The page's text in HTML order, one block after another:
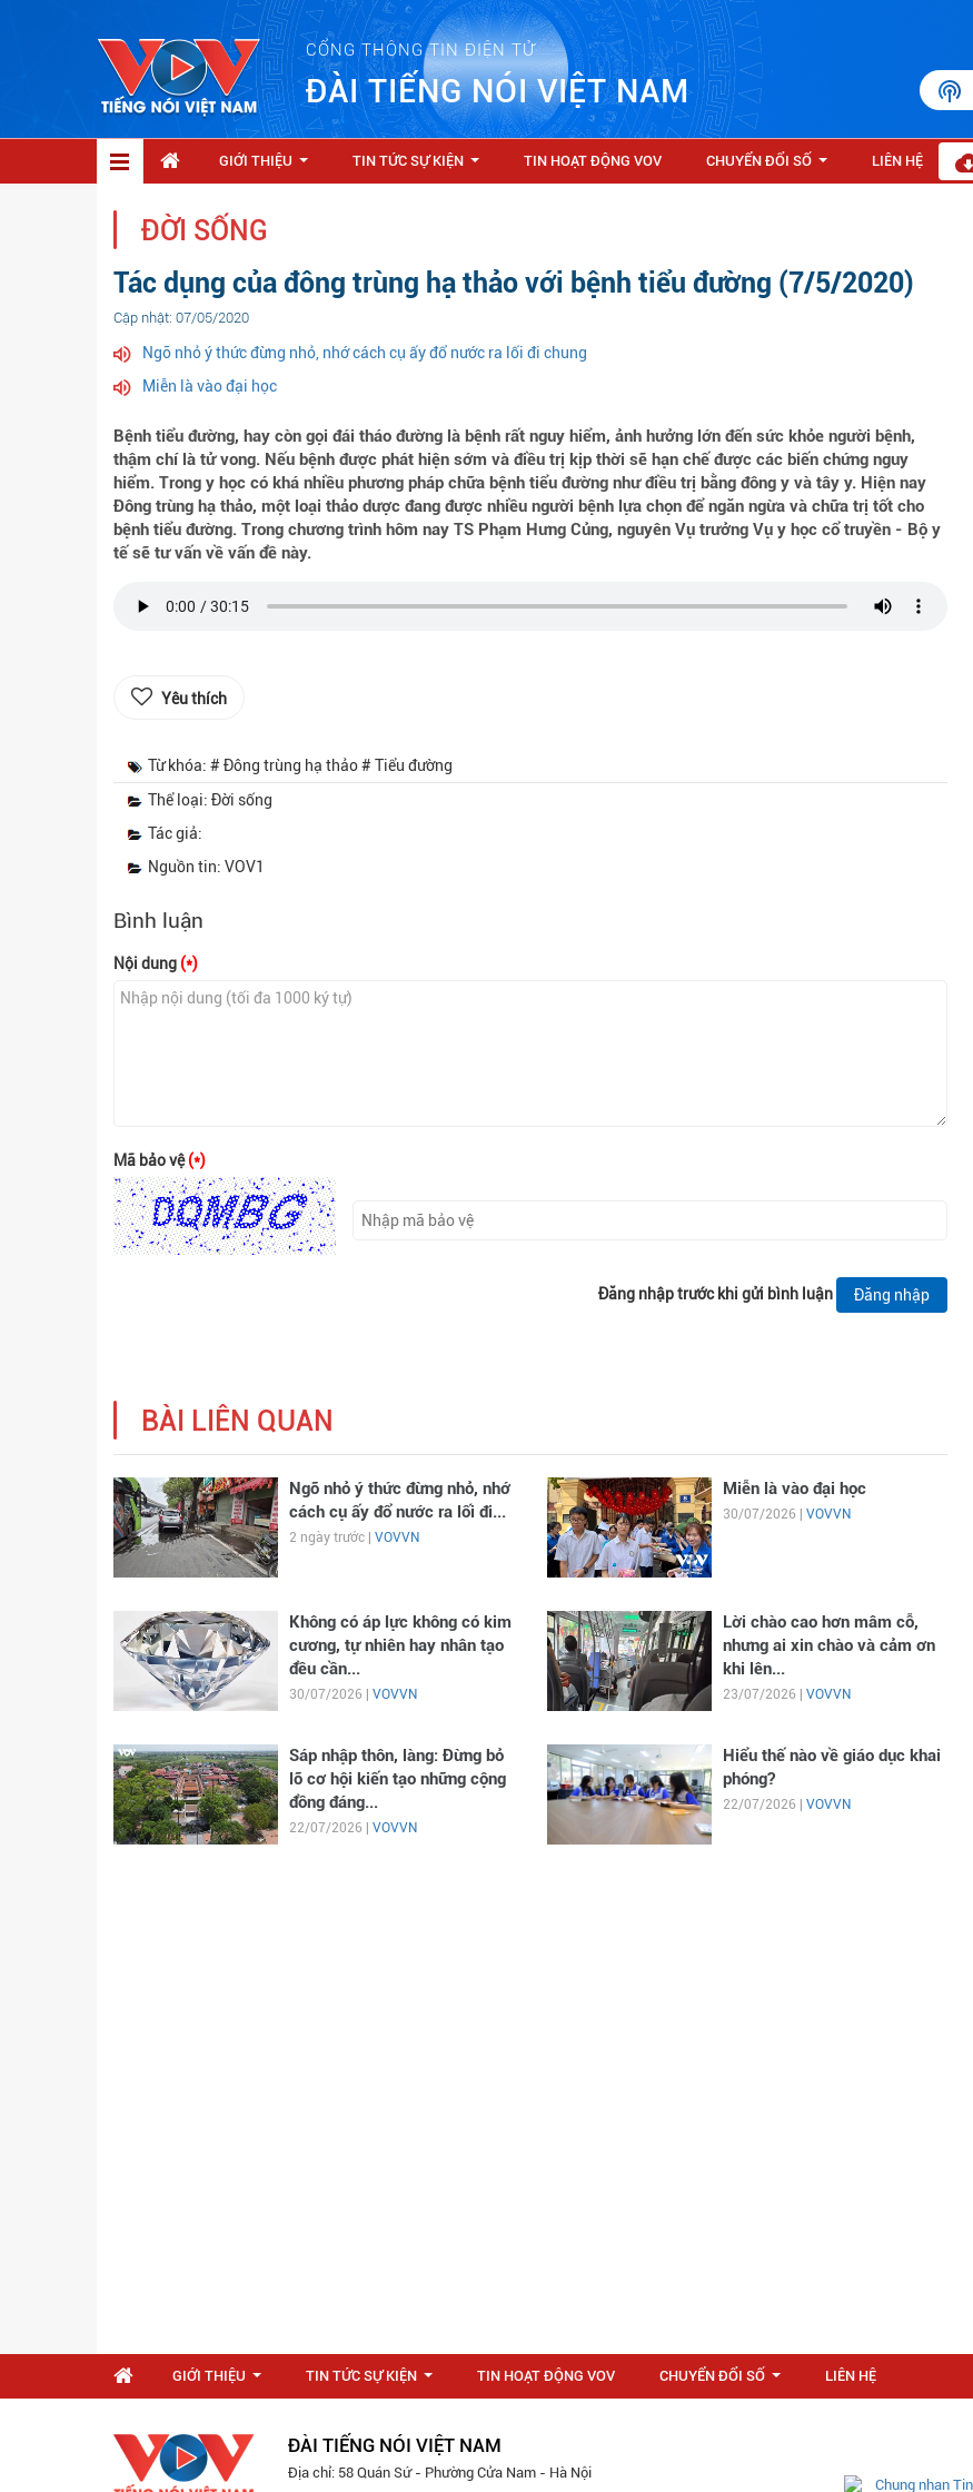
CỔNG THÔNG TIN ĐIỆN TỬ
ĐÀI TIẾNG NÓI VIỆT NAM
GIỚI THIỆU TIN TỨC SỰ KIỆN TIN HOẠT ĐỘNG VOV CHUYỂN ĐỔI SỐ LIÊN HỆ
ĐỜI SỐNG
Tác dụng của đông trùng hạ thảo với bệnh tiểu đường (7/5/2020)
Cập nhật: 07/05/2020
Ngõ nhỏ ý thức đừng nhỏ, nhớ cách cụ ấy đổ nước ra lối đi chung
Miễn là vào đại học
Bệnh tiểu đường, hay còn gọi đái tháo đường là bệnh rất nguy hiểm, ảnh hưởng lớn đến sức khỏe người bệnh,
thậm chí là tử vong. Nếu bệnh được phát hiện sớm và điều trị kịp thời sẽ hạn chế được các biến chứng nguy
hiểm. Trong y học có khá nhiều phương pháp chữa bệnh tiểu đường như điều trị bằng đông y và tây y. Hiện nay
Đông trùng hạ thảo, một loại thảo dược đang được nhiều người bệnh lựa chọn để ngăn ngừa và chữa trị tốt cho
bệnh tiểu đường. Trong chương trình hôm nay TS Phạm Hưng Củng, nguyên Vụ trưởng Vụ y học cổ truyền - Bộ y
tế sẽ tư vấn về vấn đề này.
Yêu thích
Từ khóa: # Đông trùng hạ thảo # Tiểu đường
Thể loại: Đời sống
Tác giả:
Nguồn tin: VOV1
Bình luận
Nội dung (*)
Mã bảo vệ(*)
Đăng nhập trước khi gửi bình luận Đăng nhập
BÀI LIÊN QUAN
Ngõ nhỏ ý thức đừng nhỏ, nhớ
cách cụ ấy đổ nước ra lối đi...
2 ngày trước | VOVVN
Miễn là vào đại học
30/07/2026 | VOVVN
Không có áp lực không có kim
cương, tự nhiên hay nhân tạo
đều cần...
30/07/2026 | VOVVN
Lời chào cao hơn mâm cỗ,
nhưng ai xin chào và cảm ơn
khi lên...
23/07/2026 | VOVVN
Sáp nhập thôn, làng: Đừng bỏ
lỡ cơ hội kiến tạo những cộng
đồng đáng...
22/07/2026 | VOVVN
Hiểu thế nào về giáo dục khai
phóng?
22/07/2026 | VOVVN
GIỚI THIỆU TIN TỨC SỰ KIỆN TIN HOẠT ĐỘNG VOV CHUYỂN ĐỔI SỐ LIÊN HỆ
ĐÀI TIẾNG NÓI VIỆT NAM
Địa chỉ: 58 Quán Sứ - Phường Cửa Nam - Hà Nội